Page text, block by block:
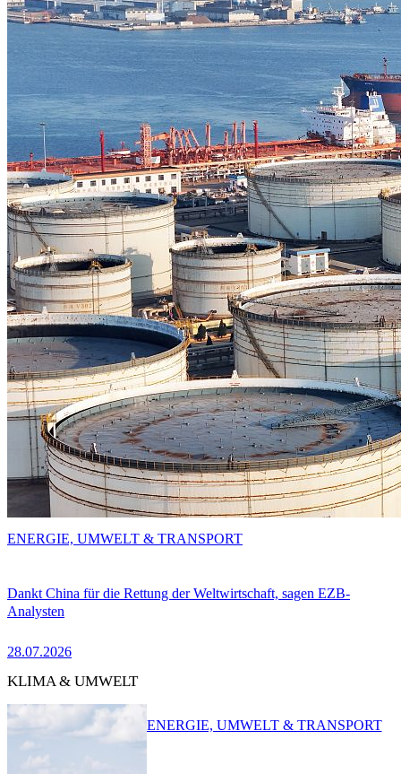
Dankt China für die Rettung der Weltwirtschaft, sagen EZB-
Analysten
28.07.2026
ENERGIE, UMWELT & TRANSPORT
KLIMA & UMWELT
ENERGIE, UMWELT & TRANSPORT